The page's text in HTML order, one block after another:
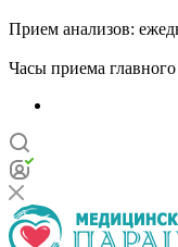
Прием анализов:
Часы приема